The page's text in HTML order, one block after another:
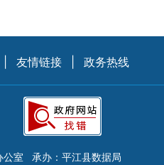
友情链接 政务热线
公室 承办：平江县数据局